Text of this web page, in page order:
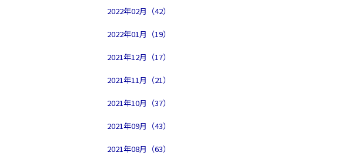
2022年02月（42）
2022年01月（19）
2021年12月（17）
2021年11月（21）
2021年10月（37）
2021年09月（43）
2021年08月（63）